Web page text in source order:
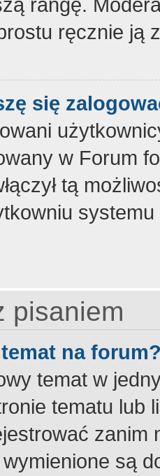
ręcznie ją
się
w Forum
tą
pisaniem
na
temat w
tematu lub
są